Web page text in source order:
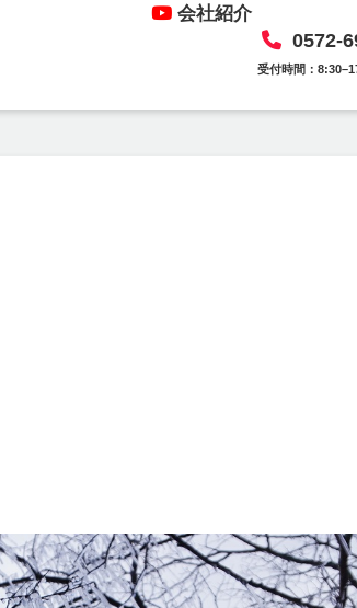
会社紹介
0572-
受付時間：